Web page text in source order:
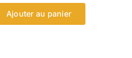
Ajouter au panier